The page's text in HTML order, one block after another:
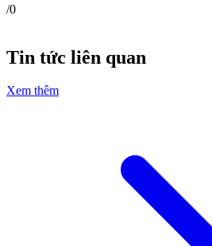
/0
Tin tức liên quan
Xem thêm